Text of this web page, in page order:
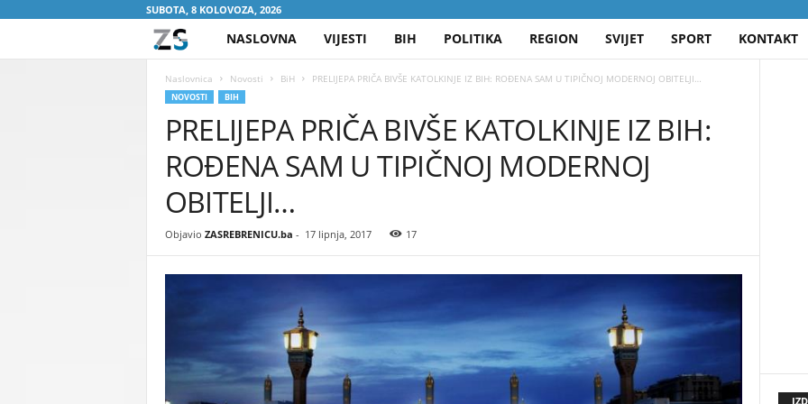
SUBOTA, 8 KOLOVOZA, 2026
A
S
R
E
B
R
NASLOVNA VIJESTI BIH POLITIKA REGION SVIJET SPORT KONTAKT
Naslovnica Novosti BiH PRELIJEPA PRIČA BIVŠE KATOLKINJE IZ BIH: ROĐENA SAM U TIPIČNOJ MODERNOJ OBITELJI…
NOVOSTI BIH
PRELIJEPA PRIČA BIVŠE KATOLKINJE IZ BIH:
ROĐENA SAM U TIPIČNOJ MODERNOJ
OBITELJI…
Objavio ZASREBRENICU.ba - 17 lipnja, 2017 17